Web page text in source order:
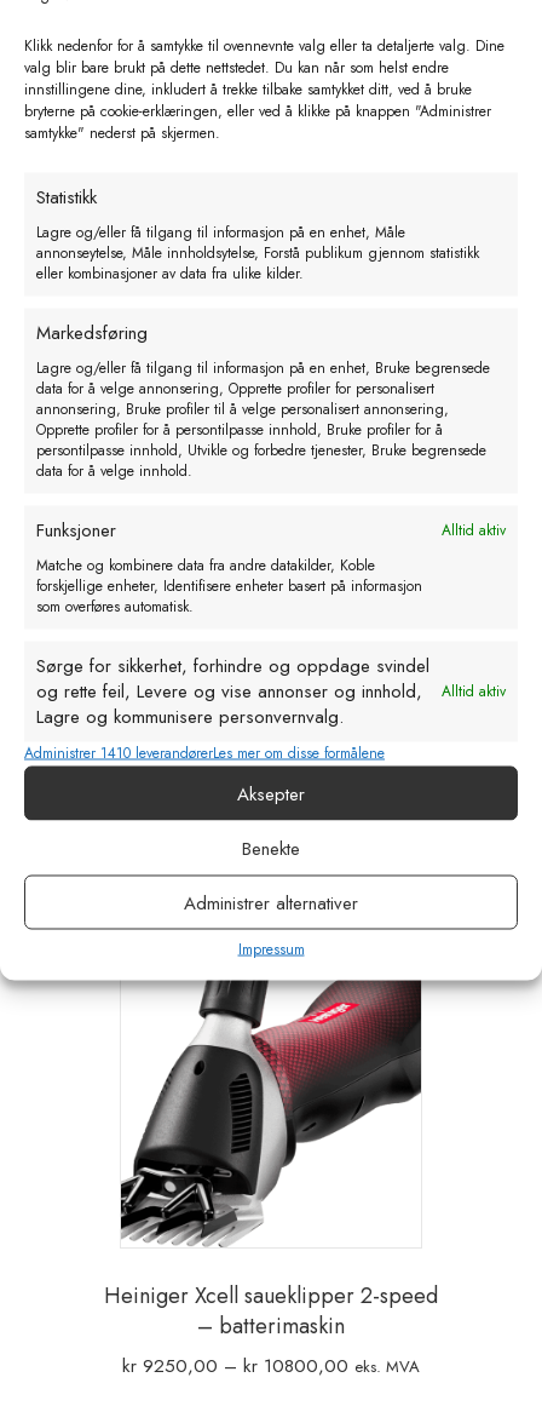
Klikk nedenfor for å samtykke til ovennevnte valg eller ta detaljerte valg. Dine
valg blir bare brukt på dette nettstedet. Du kan når som helst endre
innstillingene dine, inkludert å trekke tilbake samtykket ditt, ved å bruke
bryterne på cookie-erklæringen, eller ved å klikke på knappen "Administrer
samtykke" nederst på skjermen.
Statistikk
Lagre og/eller få tilgang til informasjon på en enhet, Måle
annonseytelse, Måle innholdsytelse, Forstå publikum gjennom statistikk
eller kombinasjoner av data fra ulike kilder.
Markedsføring
Lagre og/eller få tilgang til informasjon på en enhet, Bruke begrensede
data for å velge annonsering, Opprette profiler for personalisert
annonsering, Bruke profiler til å velge personalisert annonsering,
Opprette profiler for å persontilpasse innhold, Bruke profiler for å
persontilpasse innhold, Utvikle og forbedre tjenester, Bruke begrensede
data for å velge innhold.
Funksjoner
Alltid aktiv
Matche og kombinere data fra andre datakilder, Koble
forskjellige enheter, Identifisere enheter basert på informasjon
som overføres automatisk.
Sørge for sikkerhet, forhindre og oppdage svindel
og rette feil, Levere og vise annonser og innhold,
Lagre og kommunisere personvernvalg.
Alltid aktiv
Administrer 1410 leverandørerLes mer om disse formålene
Aksepter
Benekte
Administrer alternativer
Impressum
kr3650,00 eks. MVA
XplorerPro Storfe- og hesteklipper
– batterimaskin
7750,00 eks. MVA
Legg i handlekurv
Heiniger Xcell saueklipper 2-speed
– batterimaskin
kr 9250,00 – kr 10800,00 Prisområde:
eks. MVA